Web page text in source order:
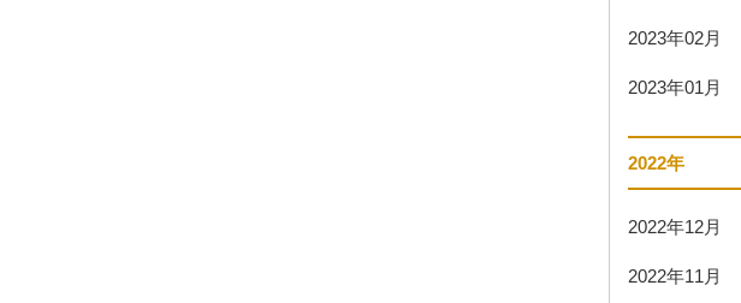
2023年02月
2023年01月
2022年
2022年12月
2022年11月